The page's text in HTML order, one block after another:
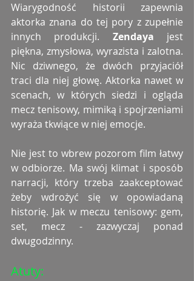
Wiarygodność historii zapewnia
aktorka znana do tej pory z zupełnie
innych produkcji. Zendaya jest
piękna, zmysłowa, wyrazista i zalotna.
Nic dziwnego, że dwóch przyjaciół
traci dla niej głowę. Aktorka nawet w
scenach, w których siedzi i ogląda
mecz tenisowy, mimiką i spojrzeniami
wyraża tkwiące w niej emocje.
Nie jest to wbrew pozorom film łatwy
w odbiorze. Ma swój klimat i sposób
narracji, który trzeba zaakceptować
żeby wdrożyć się w opowiadaną
historię. Jak w meczu tenisowy: gem,
set, mecz - zazwyczaj ponad
dwugodzinny.
Atuty: